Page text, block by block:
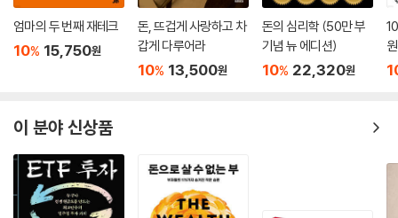
엄마의 두 번째 재테크
10% 15,750원
돈, 뜨겁게 사랑하고 차
갑게 다루어라
10% 13,500원
돈의 심리학 (50만 부
기념 뉴 에디션)
10% 22,320원
이 분야 신상품